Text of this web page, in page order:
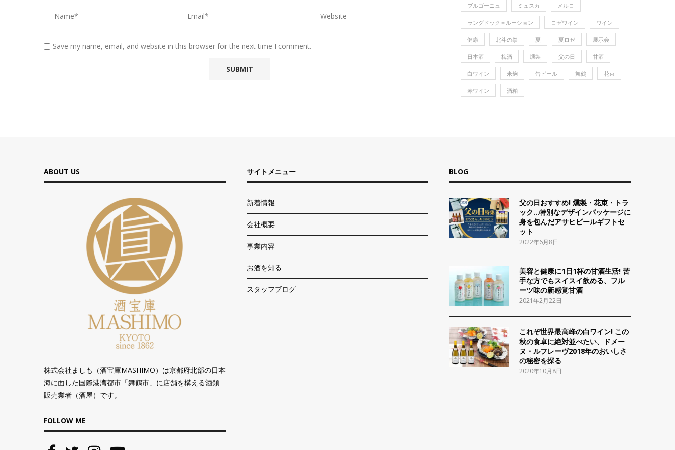
Save my name, email, and website in this browser for the next time I comment.
ブルゴーニュ ミュスカ メルロ
ラングドック＝ルーション ロゼワイン ワイン
健康 北斗の拳 夏 夏ロゼ 展示会
日本酒 梅酒 燻製 父の日 甘酒
白ワイン 米麹 缶ビール 舞鶴 花束
赤ワイン 酒粕
ABOUT US
株式会社ましも（酒宝庫MASHIMO）は京都府北部の日本
海に面した国際港湾都市「舞鶴市」に店舗を構える酒類
販売業者（酒屋）です。
FOLLOW ME
サイトメニュー
新着情報
会社概要
事業内容
お酒を知る
スタッフブログ
BLOG
父の日おすすめ! 燻製・花束・トラ
ック…特別なデザインパッケージに
身を包んだアサヒビールギフトセ
ット
2022年6月8日
美容と健康に1日1杯の甘酒生活! 苦
手な方でもスイスイ飲める、フル
ーツ味の新感覚甘酒
2021年2月22日
これぞ世界最高峰の白ワイン! この
秋の食卓に絶対並べたい、ドメー
ヌ・ルフレーヴ2018年のおいしさ
の秘密を探る
2020年10月8日